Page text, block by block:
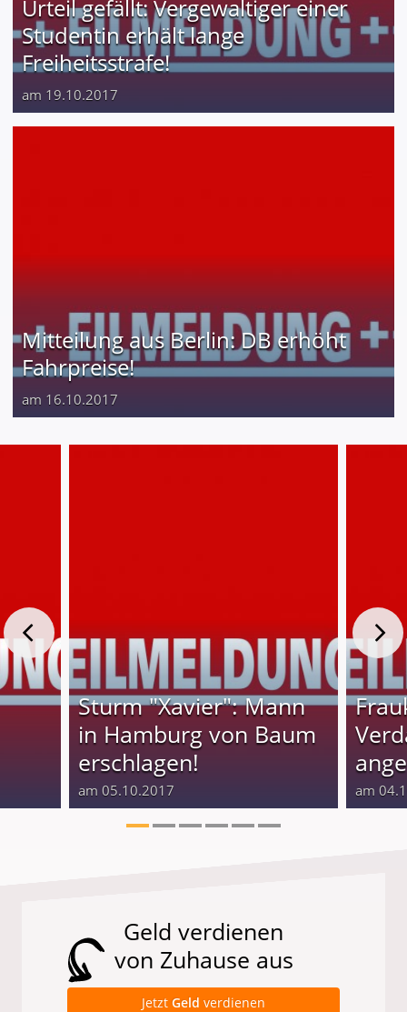
Urteil gefällt: Vergewaltiger einer
Studentin erhält lange
Freiheitsstrafe!
am 19.10.2017
Mitteilung aus Berlin: DB erhöht
Fahrpreise!
am 16.10.2017
Sturm "Xavier": Mann
in Hamburg von Baum
erschlagen!
am 05.10.2017 am
Geld verdienen
von Zuhause aus
Jetzt Geld verdienen